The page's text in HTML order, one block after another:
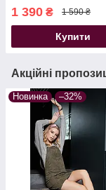
1 390 ₴ 1 590 ₴
Купити
Акційні
Новинка –32%